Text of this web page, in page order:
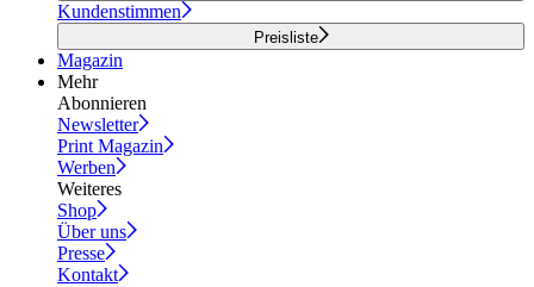
Kundenstimmen
Preisliste
Magazin
Mehr
Abonnieren
Newsletter
Print Magazin
Werben
Weiteres
Shop
Über uns
Presse
Kontakt